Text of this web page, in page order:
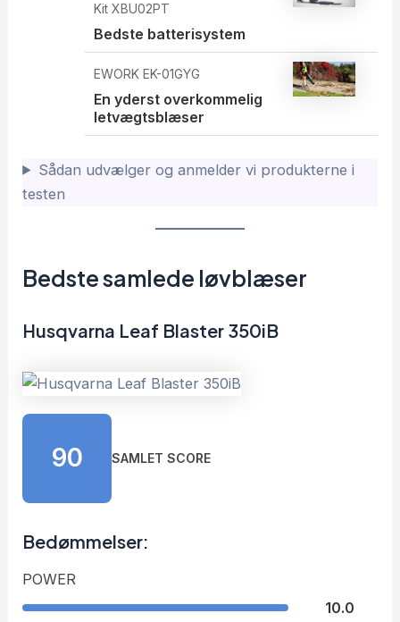
Kit XBU02PT
Bedste batterisystem
EWORK EK-01GYG
En yderst overkommelig
letvægtsblæser
Sådan udvælger og anmelder vi produkterne i
testen
Bedste samlede løvblæser
Husqvarna Leaf Blaster 350iB
90 SAMLET SCORE
Bedømmelser:
POWER
10.0